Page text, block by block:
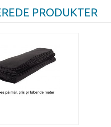
PRODUKTER